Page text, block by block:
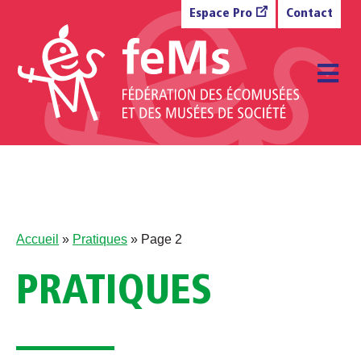
Espace Pro Contact
Accueil » Pratiques » Page 2
PRATIQUES